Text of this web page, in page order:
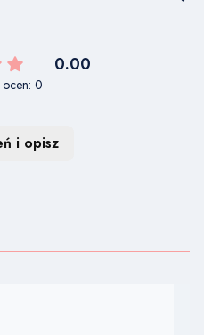
0.00
0
i opisz